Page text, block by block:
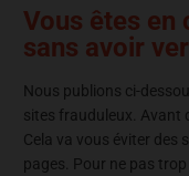
Vous êtes en
sans avoir
Nous publions ci-
sites frauduleux. Avant
Cela va vous éviter des
pages. Pour ne pas